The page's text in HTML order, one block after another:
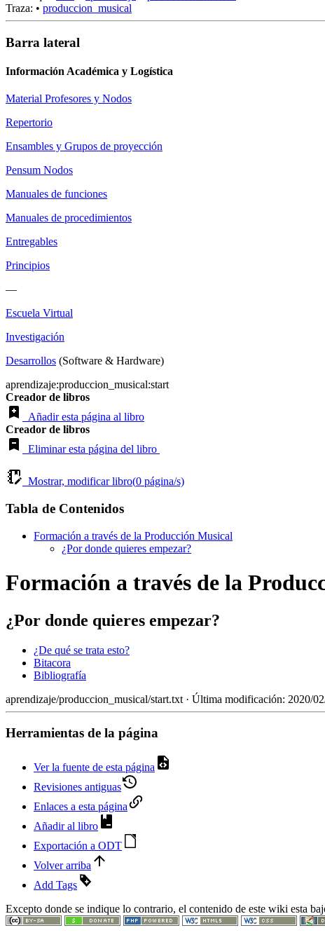
Traza: • produccion_musical
Barra lateral
Información Académica y Logística
Material Profesores y Nodos
Repertorio
Ensambles y Grupos de proyección
Pensum Nodos
Manuales de funciones
Manuales de procedimientos
Entregables
Principios
—
Escuela Virtual
Investigación
Desarrollos (Software & Hardware)
aprendizaje:produccion_musical:start
Creador de libros
Añadir esta página al libro
Creador de libros
Eliminar esta página del libro
Mostrar, modificar libro(0 página/s)
Tabla de Contenidos
Formación a través de la Producción Musical
¿Por donde quieres empezar?
Formación a través de la
¿Por donde quieres empezar?
¿De qué se trata esto?
Bitacora
Bibliografía
aprendizaje/produccion_musical/start.txt · Última modificación: 2020/
Herramientas de la página
Ver la fuente de esta página
Revisiones antiguas
Enlaces a esta página
Añadir al libro
Exportación a ODT
Volver arriba
Add Tags
Excepto donde se indique lo contrario, el contenido de este wiki esta